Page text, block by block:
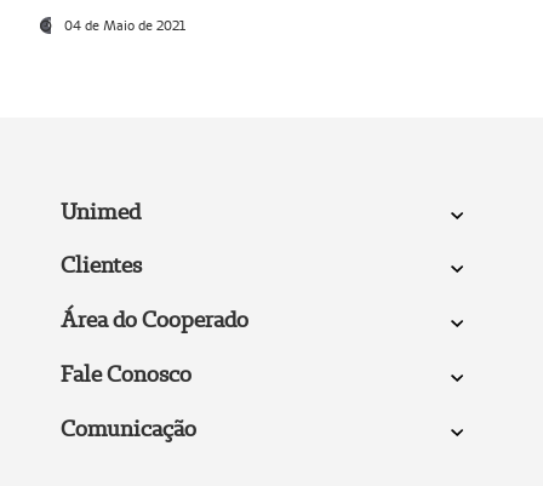
04 de Maio de 2021
Unimed
Clientes
Área do Cooperado
Fale Conosco
Comunicação